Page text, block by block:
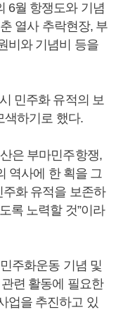
6월 항쟁도와 기념
열사 추락현장, 부
비와 기념비 등을
민주화 유적의 보
색하기로 했다.
은 부마민주항쟁,
역사에 한 획을 그
주화 유적을 보존하
록 노력할 것”이라
주화운동 기념 및
련 활동에 필요한
업을 추진하고 있